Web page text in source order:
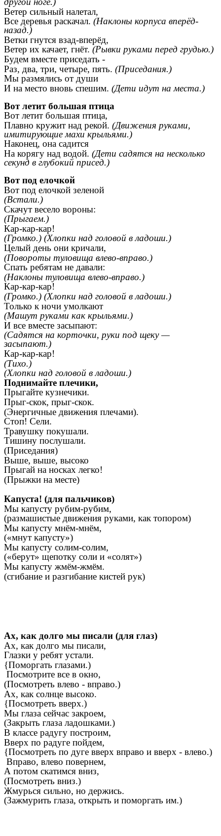
Ветер сильный налетал,
Все деревья раскачал. (Наклоны корпуса вперёд-
назад.)
Ветки гнутся взад-вперёд,
Ветер их качает, гнёт. (Рывки руками перед грудью.)
Будем вместе приседать -
Раз, два, три, четыре, пять. (Приседания.)
Мы размялись от души
И на место вновь спешим. (Дети идут на места.)
Вот летит большая птица
Вот летит большая птица,
Плавно кружит над рекой. (Движения руками,
имитирующие махи крыльями.)
Наконец, она садится
На корягу над водой. (Дети садятся на несколько
секунд в глубокий присед.)
Вот под елочкой
Вот под елочкой зеленой
(Встали.)
Скачут весело вороны:
(Прыгаем.)
Кар-кар-кар!
(Громко.) (Хлопки над головой в ладоши.)
Целый день они кричали,
(Повороты туловища влево-вправо.)
Спать ребятам не давали:
(Наклоны туловища влево-вправо.)
Кар-кар-кар!
(Громко.) (Хлопки над головой в ладоши.)
Только к ночи умолкают
(Машут руками как крыльями.)
И все вместе засыпают:
(Садятся на корточки, руки под щеку —
засыпают.)
Кар-кар-кар!
(Тихо.)
(Хлопки над головой в ладоши.)
Поднимайте плечики,
Прыгайте кузнечики.
Прыг-скок, прыг-скок.
(Энергичные движения плечами).
Стоп! Сели.
Травушку покушали.
Тишину послушали.
(Приседания)
Выше, выше, высоко
Прыгай на носках легко!
(Прыжки на месте)
Капуста! (для пальчиков)
Мы капусту рубим-рубим,
(размашистые движения руками, как топором)
Мы капусту мнём-мнём,
(«мнут капусту»)
Мы капусту солим-солим,
(«берут» щепотку соли и «солят»)
Мы капусту жмём-жмём.
(сгибание и разгибание кистей рук)
Ах, как долго мы писали (для глаз)
Ах, как долго мы писали,
Глазки у ребят устали.
{Поморгать глазами.)
Посмотрите все в окно,
(Посмотреть влево - вправо.)
Ах, как солнце высоко.
{Посмотреть вверх.)
Мы глаза сейчас закроем,
(Закрыть глаза ладошками.)
В классе радугу построим,
Вверх по радуге пойдем,
{Посмотреть по дуге вверх вправо и вверх - влево.)
Вправо, влево повернем,
А потом скатимся вниз,
(Посмотреть вниз.)
Жмурься сильно, но держись.
(Зажмурить глаза, открыть и поморгать им.)